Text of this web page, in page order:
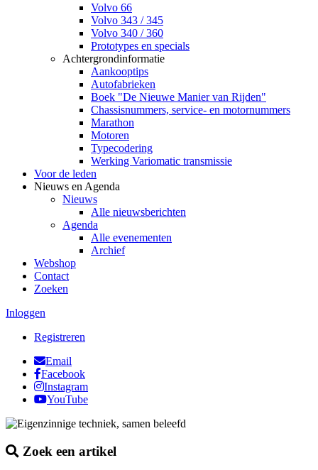
Volvo 66
Volvo 343 / 345
Volvo 340 / 360
Prototypes en specials
Achtergrondinformatie
Aankooptips
Autofabrieken
Boek "De Nieuwe Manier van Rijden"
Chassisnummers, service- en motornummers
Marathon
Motoren
Typecodering
Werking Variomatic transmissie
Voor de leden
Nieuws en Agenda
Nieuws
Alle nieuwsberichten
Agenda
Alle evenementen
Archief
Webshop
Contact
Zoeken
Inloggen
Registreren
Email
Facebook
Instagram
YouTube
Zoek een artikel